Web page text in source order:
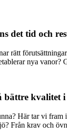
det tid och
rätt
nya vanor?
bättre kvalitet i
Här tar vi fram
Från krav och